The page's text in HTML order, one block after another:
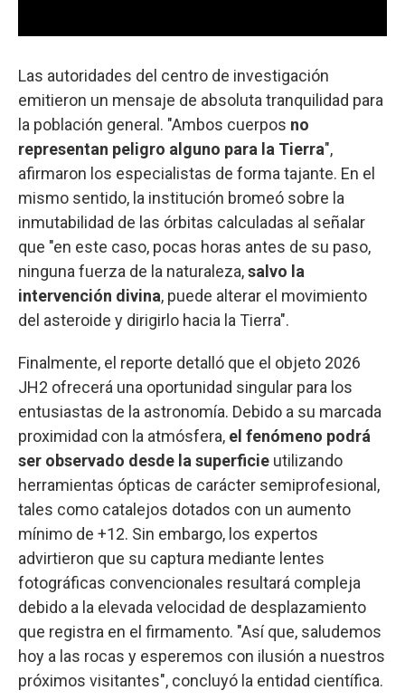
Las autoridades del centro de investigación
emitieron un mensaje de absoluta tranquilidad para
la población general. "Ambos cuerpos no
representan peligro alguno para la Tierra",
afirmaron los especialistas de forma tajante. En el
mismo sentido, la institución bromeó sobre la
inmutabilidad de las órbitas calculadas al señalar
que "en este caso, pocas horas antes de su paso,
ninguna fuerza de la naturaleza,salvo la
intervención divina, puede alterar el movimiento
del asteroide y dirigirlo hacia la Tierra".
Finalmente, el reporte detalló que el objeto 2026
JH2 ofrecerá una oportunidad singular para los
entusiastas de la astronomía. Debido a su marcada
proximidad con la atmósfera, el fenómeno podrá
ser observado desde la superficie utilizando
herramientas ópticas de carácter semiprofesional,
tales como catalejos dotados con un aumento
mínimo de +12. Sin embargo, los expertos
advirtieron que su captura mediante lentes
fotográficas convencionales resultará compleja
debido a la elevada velocidad de desplazamiento
que registra en el firmamento. "Así que, saludemos
hoy a las rocas y esperemos con ilusión a nuestros
próximos visitantes", concluyó la entidad científica.